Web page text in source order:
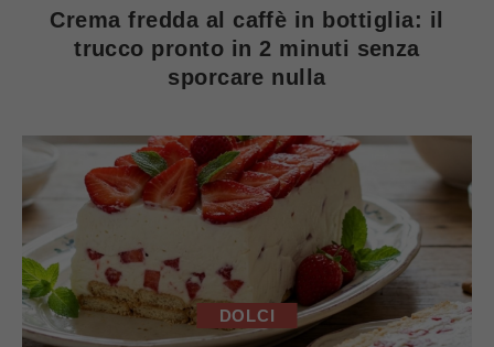
Crema fredda al caffè in bottiglia: il
trucco pronto in 2 minuti senza
sporcare nulla
DOLCI